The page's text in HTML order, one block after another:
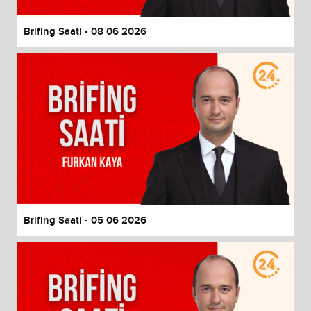
Brifing Saati - 08 06 2026
Brifing Saati - 05 06 2026